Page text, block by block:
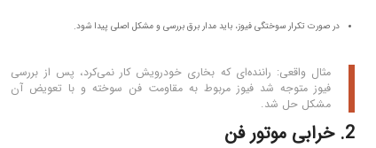
در صورت تکرار سوختگی فیوز، باید مدار برق بررسی و مشکل اصلی پیدا شود.
مثال واقعی: راننده‌ای که بخاری خودرویش کار نمی‌کرد، پس از بررسی
فیوز متوجه شد فیوز مربوط به مقاومت فن سوخته و با تعویض آن
مشکل حل شد.
2. خرابی موتور فن